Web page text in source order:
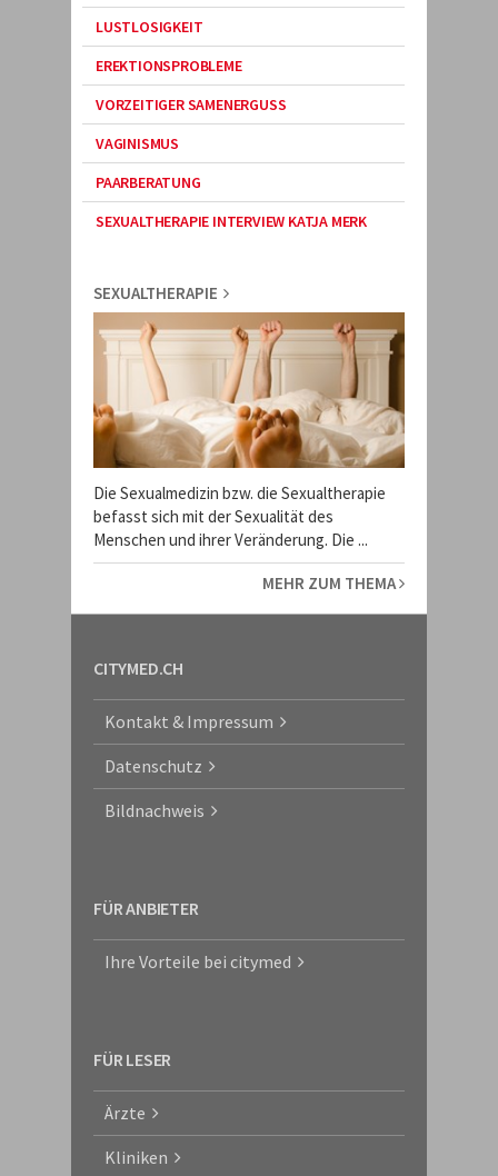
LUSTLOSIGKEIT
EREKTIONSPROBLEME
VORZEITIGER SAMENERGUSS
VAGINISMUS
PAARBERATUNG
SEXUALTHERAPIE INTERVIEW KATJA MERK
SEXUALTHERAPIE
Die Sexualmedizin bzw. die Sexualtherapie
befasst sich mit der Sexualität des
Menschen und ihrer Veränderung. Die ...
MEHR ZUM THEMA
CITYMED.CH
Kontakt & Impressum
Datenschutz
Bildnachweis
FÜR ANBIETER
Ihre Vorteile bei citymed
FÜR LESER
Ärzte
Kliniken